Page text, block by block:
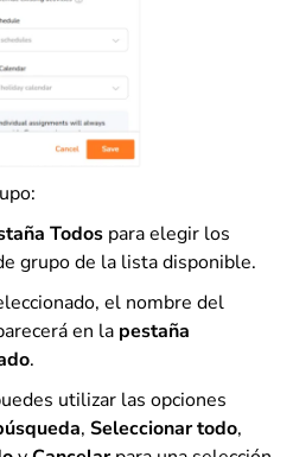
Todos para elegir los
grupo de la lista disponible.
el nombre del
en la pestaña
.
utilizar las opciones
, Seleccionar todo,